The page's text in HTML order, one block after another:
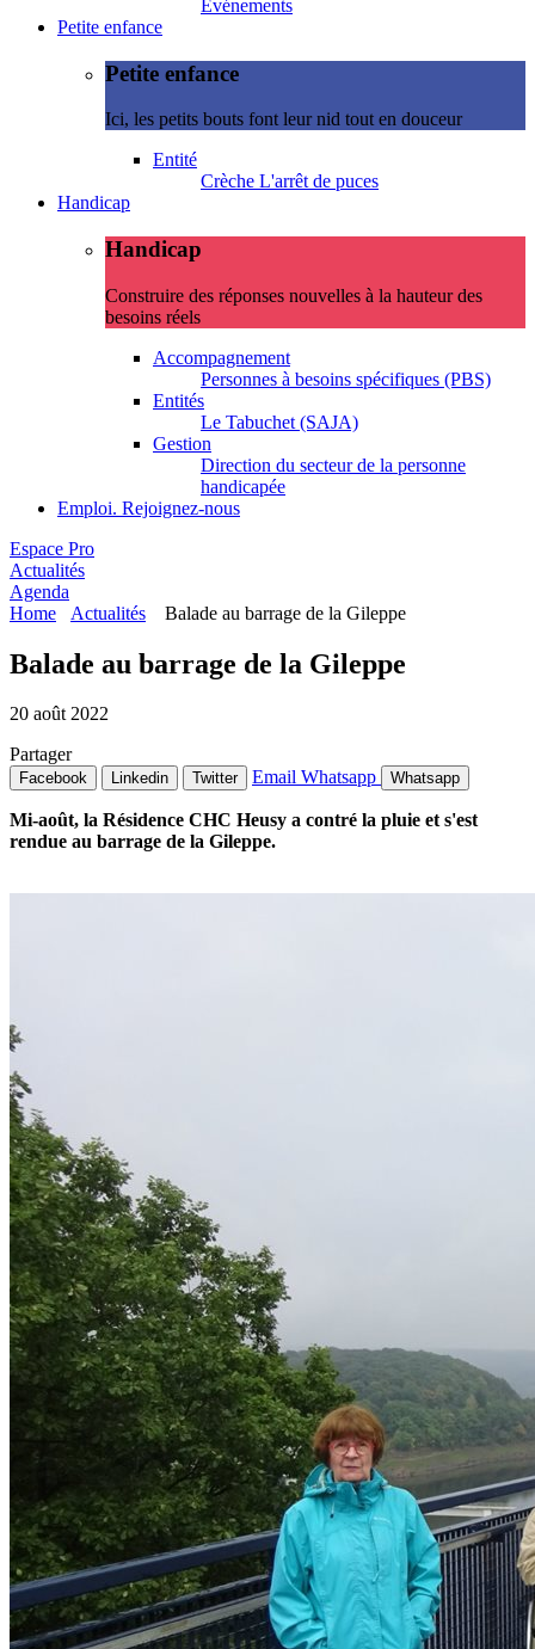
Evénements
Petite enfance
Petite enfance
Ici, les petits bouts font leur nid tout en douceur
Entité
Crèche L'arrêt de puces
Handicap
Handicap
Construire des réponses nouvelles à la hauteur des
besoins réels
Accompagnement
Personnes à besoins spécifiques (PBS)
Entités
Le Tabuchet (SAJA)
Gestion
Direction du secteur de la personne
handicapée
Emploi. Rejoignez-nous
Espace Pro
Actualités
Agenda
Home
Actualités Balade au barrage de la Gileppe
Balade au barrage de la Gileppe
20 août 2022
Partager
Facebook Linkedin Twitter Email Whatsapp Whatsapp
Mi-août, la Résidence CHC Heusy a contré la pluie et s'est
rendue au barrage de la Gileppe.